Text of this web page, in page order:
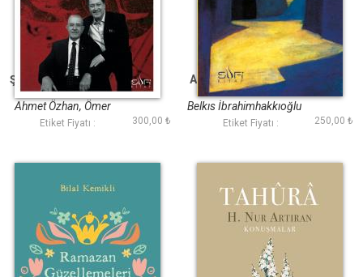
Şarkılar Seni Söyler
Ahmet Özhan, Ömer
Tuğrul İnançer
Etiket Fiyatı : 300,00 ₺
Aşk İle An Seyretmek
Belkıs İbrahimhakkıoğlu
Etiket Fiyatı : 250,00 ₺